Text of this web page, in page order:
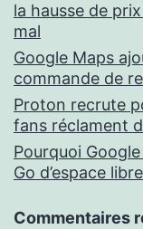
la hausse de
mal
Google Maps
commande de
Proton recrute
fans réclament
Pourquoi
Go d’espace
Commentaires